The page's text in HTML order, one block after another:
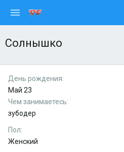
Солнышко
День рождения
Май 23
Чем занимаетесь
зубодер
Пол
Женский